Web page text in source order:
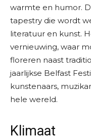
warmte en humor.
tapestry die wordt
literatuur en kunst.
vernieuwing, waar
floreren naast
jaarlijkse Belfast
kunstenaars,
hele wereld.
Klimaat